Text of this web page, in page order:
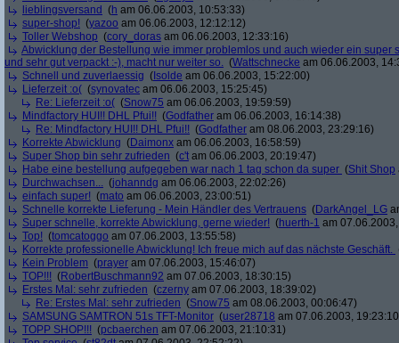
lieblingsversand (h am 06.06.2003, 10:53:33)
super-shop! (yazoo am 06.06.2003, 12:12:12)
Toller Webshop (cory_doras am 06.06.2003, 12:33:16)
Abwicklung der Bestellung wie immer problemlos und auch wieder ein super
und sehr gut verpackt :-), macht nur weiter so. (Wattschnecke am 06.06.2003,
Schnell und zuverlaessig ( Isolde am 06.06.2003, 15:22:00)
Lieferzeit :o( (synovatec am 06.06.2003, 15:25:45)
Re: Lieferzeit :o( (Snow75 am 06.06.2003, 19:59:59)
Mindfactory HUI!! DHL Pfui!! (Godfather am 06.06.2003, 16:14:38)
Re: Mindfactory HUI!! DHL Pfui!! (Godfather am 08.06.2003, 23:29:16)
Korrekte Abwicklung (Daimonx am 06.06.2003, 16:58:59)
Super Shop bin sehr zufrieden (c't am 06.06.2003, 20:19:47)
Habe eine bestellung aufgegeben war nach 1 tag schon da super (Shit Shop
Durchwachsen... (johanndg am 06.06.2003, 22:02:26)
einfach super! (mato am 06.06.2003, 23:00:51)
Schnelle korrekte Lieferung - Mein Händler des Vertrauens (DarkAngel_LG
Super schnelle, korrekte Abwicklung, gerne wieder! (huerth-1 am
Top! (tomcatoggo am 07.06.2003, 13:55:58)
Korrekte professionelle Abwicklung! Ich freue mich auf das nächste Geschäft.
Kein Problem (prayer am 07.06.2003, 15:46:07)
TOP!!! (RobertBuschmann92 am 07.06.2003, 18:30:15)
Erstes Mal: sehr zufrieden (czerny am 07.06.2003, 18:39:02)
Re: Erstes Mal: sehr zufrieden (Snow75 am 08.06.2003, 00:06:47)
SAMSUNG SAMTRON 51s TFT-Monitor (user28718 am 07.06.2003,
TOPP SHOP!!! (pcbaerchen am 07.06.2003, 21:10:31)